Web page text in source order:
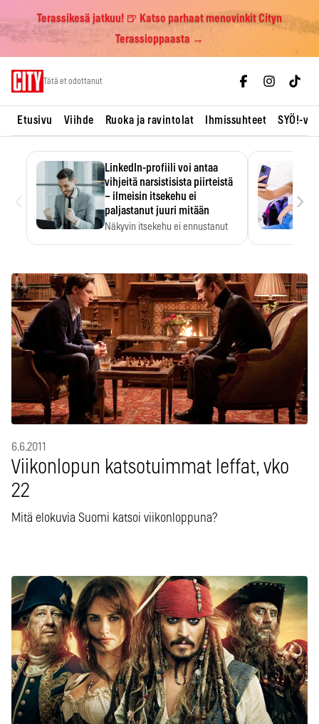
Terassikesä jatkuu! 🍺 Katso parhaat menovinkit Cityn
Terassioppaasta →
Tätä et odottanut
Etusivu Viihde Ruoka ja ravintolat Ihmissuhteet SYÖ!-
LinkedIn-profiili voi antaa
vihjeitä narsistisista piirteistä
– ilmeisin itsekehu ei
paljastanut juuri mitään
Näkyvin itsekehu ei ennustanut
›
6.6.2011
Viikonlopun katsotuimmat leffat, vko
22
Mitä elokuvia Suomi katsoi viikonloppuna?